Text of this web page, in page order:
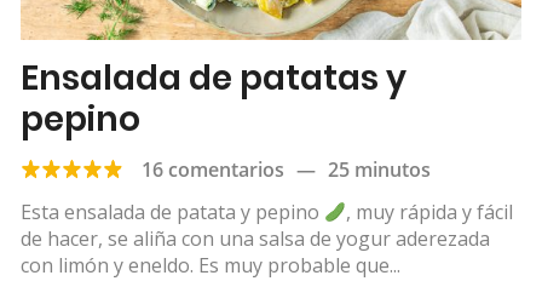
Ensalada de patatas y
pepino
16 comentarios — 25 minutos
Esta ensalada de patata y pepino
, muy rápida y fácil
de hacer, se aliña con una salsa de yogur aderezada
con limón y eneldo. Es muy probable que...